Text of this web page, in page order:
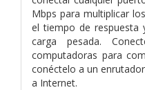
Mbps para multiplicar
el tiempo de respuesta
carga pesada.
computadoras para
conéctelo a un
a Internet.